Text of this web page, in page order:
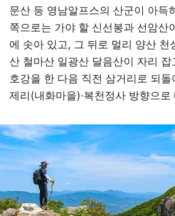
문산 등 영남알프스의 산군이 아득
쪽으로는 가야 할 신선봉과 선암산
에 솟아 있고, 그 뒤로 멀리 양산 천
산 철마산 일광산 달음산이 자리 잡
호강을 한 다음 직전 삼거리로 되
제리(내화마을)·복천정사 방향으로